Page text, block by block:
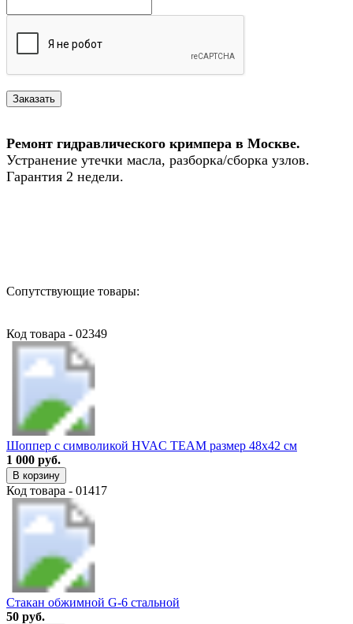
Ремонт гидравлического кримпера в Москве.
Устранение утечки масла, разборка/сборка узлов.
Гарантия 2 недели.
Сопутствующие товары:
Код товара - 02349
Шоппер с символикой HVAC TEAM размер 48х42 см
1 000 руб.
В корзину
Код товара - 01417
Стакан обжимной G-6 стальной
50 руб.